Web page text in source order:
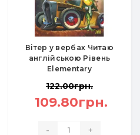
Вітер у вербах Читаю
англійською Рівень
Elementary
122.00грн.
109.80грн.
- +